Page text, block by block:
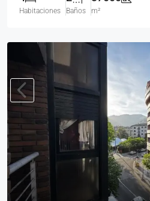
Habitaciones Baños m²